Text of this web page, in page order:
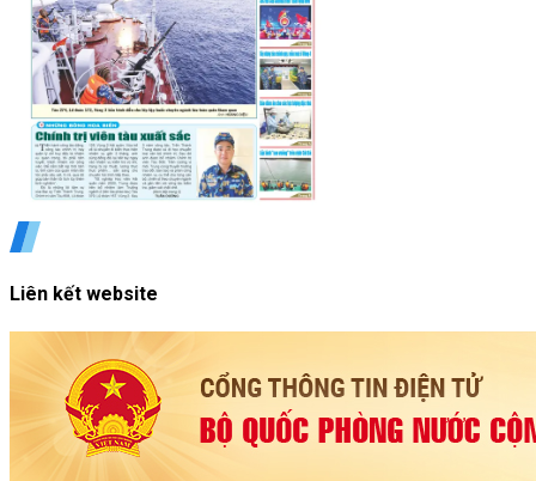
Liên kết website